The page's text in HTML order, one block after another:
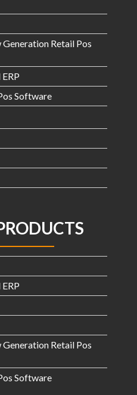
Retail Pos
Software
Retail Pos
Software